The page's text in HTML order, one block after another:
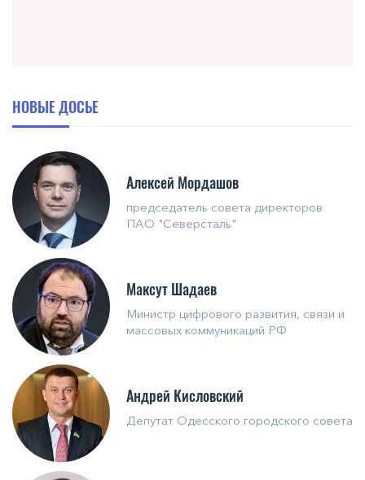
НОВЫЕ ДОСЬЕ
Алексей Мордашов
председатель совета директоров
ПАО "Северсталь"
Максут Шадаев
Министр цифрового развития, связи и
массовых коммуникаций РФ
Андрей Кисловский
Депутат Одесского городского совета